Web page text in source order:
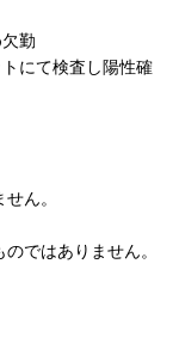
勤
にて検査し陽性確
ん。
ではありません。